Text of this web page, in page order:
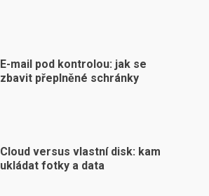
E-mail pod kontrolou: jak se
zbavit přeplněné schránky
Cloud versus vlastní disk: kam
ukládat fotky a data